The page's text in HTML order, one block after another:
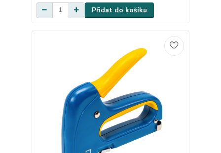
Přidat do košíku